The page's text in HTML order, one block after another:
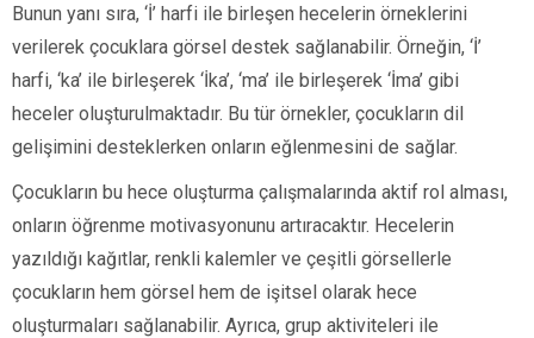
Bunun yanı sıra, ‘İ’ harfi ile birleşen hecelerin örneklerini
verilerek çocuklara görsel destek sağlanabilir. Örneğin, ‘İ’
harfi, ‘ka’ ile birleşerek ‘İka’, ‘ma’ ile birleşerek ‘İma’ gibi
heceler oluşturulmaktadır. Bu tür örnekler, çocukların dil
gelişimini desteklerken onların eğlenmesini de sağlar.
Çocukların bu hece oluşturma çalışmalarında aktif rol alması,
onların öğrenme motivasyonunu artıracaktır. Hecelerin
yazıldığı kağıtlar, renkli kalemler ve çeşitli görsellerle
çocukların hem görsel hem de işitsel olarak hece
oluşturmaları sağlanabilir. Ayrıca, grup aktiviteleri ile